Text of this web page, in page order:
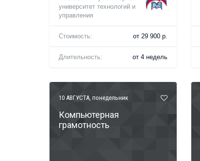
университет технологий и
управления
Стоимость: от 29 900 р.
Длительность: от 4 недель
10 АВГУСТА , понедельник
Компьютерная
грамотность